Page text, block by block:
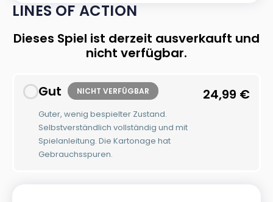
LINES OF ACTION
Dieses Spiel ist derzeit ausverkauft und
nicht verfügbar.
Gut NICHT VERFÜGBAR
Guter, wenig bespielter Zustand.
Selbstverständlich vollständig und mit
Spielanleitung. Die Kartonage hat
Gebrauchsspuren.
24,99 €